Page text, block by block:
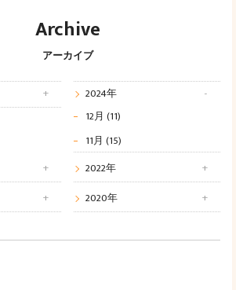
アーカイブ
Archive
2024年
12月 (11)
11月 (15)
2022年
2020年